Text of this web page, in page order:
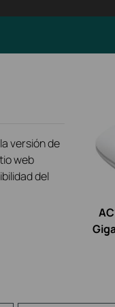
versión de
web
del